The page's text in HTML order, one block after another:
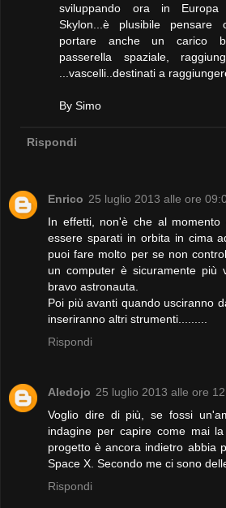
sviluppando ora in
Skylon...è plusibile
portare anche un carico
passerella spaziale,
...vascelli..destinati a
By Simo
Rispondi
Enrico 25 luglio 2013 alle ore
In effetti, non'è che al momento
essere sparati in orbita in cima
puoi fare molto per se non
un computer è sicuramente più
bravo astronauta.
Poi più avanti quando usciranno
inseriranno altri strumenti.........
Rispondi
Aledojo 25 luglio 2013 alle ore
Voglio dire di più, se fossi
indagine per capire come mai
progetto è ancora indietro abbia
Space X. Secondo me ci sono
Rispondi